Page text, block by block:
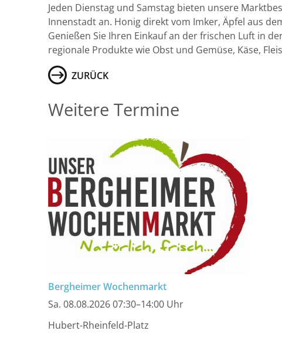
Jeden Dienstag und Samstag bieten unsere
Innenstadt an. Honig direkt vom Imker, Äpfel aus
Genießen Sie Ihren Einkauf an der frischen Luft in
regionale Produkte wie Obst und Gemüse, Käse,
ZURÜCK
Weitere Termine
Bergheimer Wochenmarkt
Sa. 08.08.2026 07:30–14:00 Uhr
Hubert-Rheinfeld-Platz